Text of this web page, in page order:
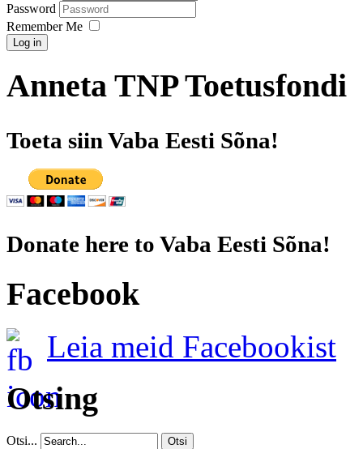
Password
Remember Me
Log in
Anneta TNP Toetusfondi
Toeta siin Vaba Eesti Sõna!
Donate here to Vaba Eesti Sõna!
Facebook
Leia meid Facebookist
Otsing
Otsi... Otsi